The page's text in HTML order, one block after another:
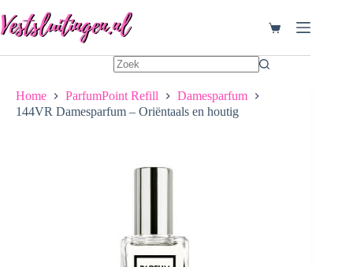
naar
de
Winkelwagen
Home ParfumPoint Refill
Damesparfum
144VR Damesparfum – Oriëntaals en houtig